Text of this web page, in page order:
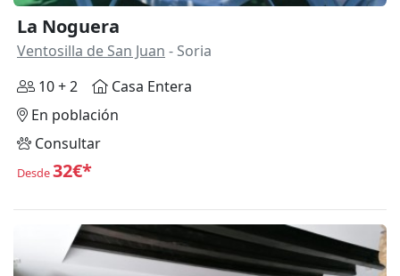
La Noguera
Ventosilla de San Juan - Soria
10 + 2
Casa Entera
En población
Consultar
Desde32€*